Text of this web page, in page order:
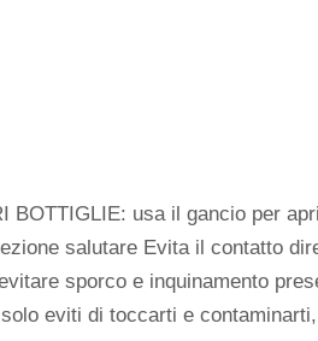
BOTTIGLIE: usa il gancio per
salutare Evita il contatto
sporco e inquinamento
eviti di toccarti e